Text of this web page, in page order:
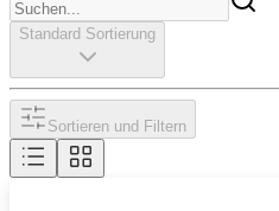
Standard Sortierung
Sortieren und Filtern